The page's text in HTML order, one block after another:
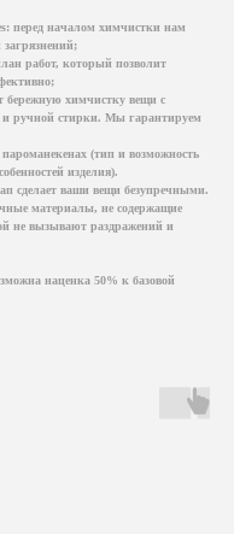
перед началом химчистки нам
загрязнений;
работ, который позволит
бережную химчистку вещи с
ручной стирки. Мы гарантируем
(тип и возможность
изделия).
сделает ваши вещи безупречными.
материалы, не содержащие
не вызывают раздражений и
наценка 50% к базовой